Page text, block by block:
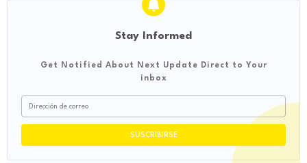
Stay Informed
Get Notified About Next Update Direct to Your
inbox